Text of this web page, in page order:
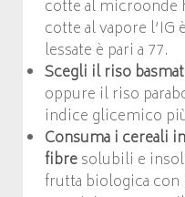
cotte al microonde
cotte al vapore
lessate è pari a 77.
Scegli il riso
oppure il riso
indice glicemico
Consuma i cereali
fibresolubili e
frutta biologica con